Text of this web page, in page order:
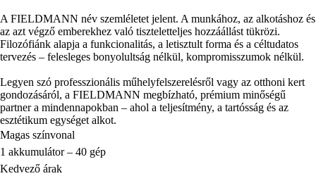
A FIELDMANN név szemléletet jelent. A munkához, az alkotáshoz és
az azt végző emberekhez való tiszteletteljes hozzáállást tükrözi.
Filozófiánk alapja a funkcionalitás, a letisztult forma és a céltudatos
tervezés – felesleges bonyolultság nélkül, kompromisszumok nélkül.
Legyen szó professzionális műhelyfelszerelésről vagy az otthoni kert
gondozásáról, a FIELDMANN megbízható, prémium minőségű
partner a mindennapokban – ahol a teljesítmény, a tartósság és az
esztétikum egységet alkot.
Magas színvonal
1 akkumulátor – 40 gép
Kedvező árak